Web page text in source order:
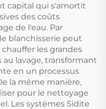
capital qui s'amortit
des coûts
de l'eau. Par
blanchisserie peut
les grandes
lavage, transformant
en un processus
la même manière,
pour le nettoyage
Les systèmes Sidite